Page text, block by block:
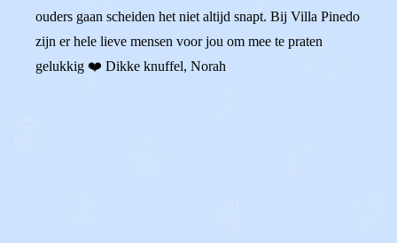
ouders gaan scheiden het niet altijd snapt. Bij Villa Pinedo
zijn er hele lieve mensen voor jou om mee te praten
gelukkig ❤️ Dikke knuffel, Norah